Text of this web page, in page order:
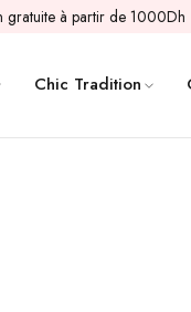
gratuite à partir de 1000Dh
Chic Tradition